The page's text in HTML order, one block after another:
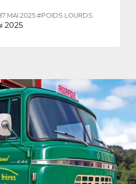
MAI 2025.#POIDS LOURDS.
2025